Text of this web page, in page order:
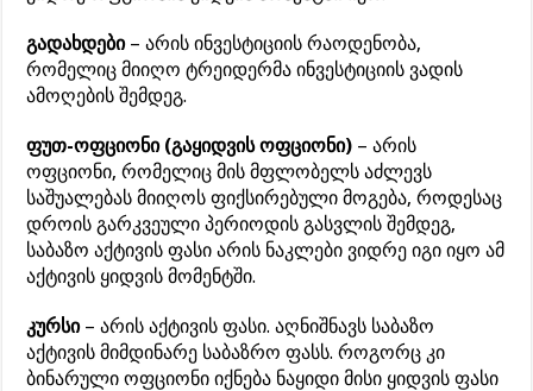
გადახდები– არის ინვესტიციის რაოდენობა,
რომელიც მიიღო ტრეიდერმა ინვესტიციის ვადის
ამოღების შემდეგ.
ფუთ-ოფციონი (გაყიდვის ოფციონი) – არის
ოფციონი, რომელიც მის მფლობელს აძლევს
საშუალებას მიიღოს ფიქსირებული მოგება, როდესაც
დროის გარკვეული პერიოდის გასვლის შემდეგ,
საბაზო აქტივის ფასი არის ნაკლები ვიდრე იგი იყო ამ
აქტივის ყიდვის მომენტში.
კურსი– არის აქტივის ფასი. აღნიშნავს საბაზო
აქტივის მიმდინარე საბაზრო ფასს. როგორც კი
ბინარული ოფციონი იქნება ნაყიდი მისი ყიდვის ფასი